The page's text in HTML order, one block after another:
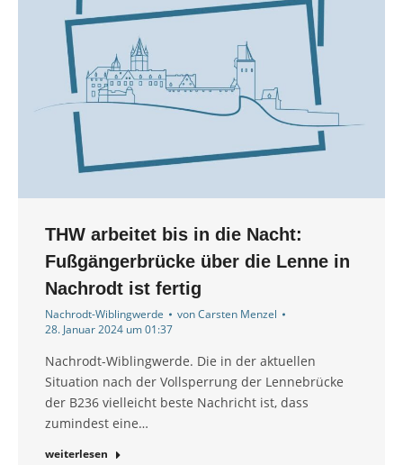
THW arbeitet bis in die Nacht:
Fußgängerbrücke über die Lenne in
Nachrodt ist fertig
Nachrodt-Wiblingwerde vonCarsten Menzel
28. Januar 2024 um 01:37
Nachrodt-Wiblingwerde. Die in der aktuellen
Situation nach der Vollsperrung der Lennebrücke
der B236 vielleicht beste Nachricht ist, dass
zumindest eine…
weiterlesen